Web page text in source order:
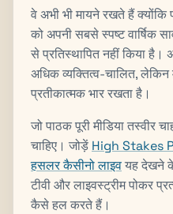
वे अभी भी मायने रखते हैं क्योंकि
को अपनी सबसे स्पष्ट वार्षिक
से प्रतिस्थापित नहीं किया है।
अधिक व्यक्तित्व-चालित,
प्रतीकात्मक भार रखता है।
जो पाठक पूरी मीडिया तस्वीर
चाहिए। जोड़ें High Stakes
हसलर कैसीनो लाइवयह देखने के
टीवी और लाइवस्ट्रीम पोकर
कैसे हल करते हैं।